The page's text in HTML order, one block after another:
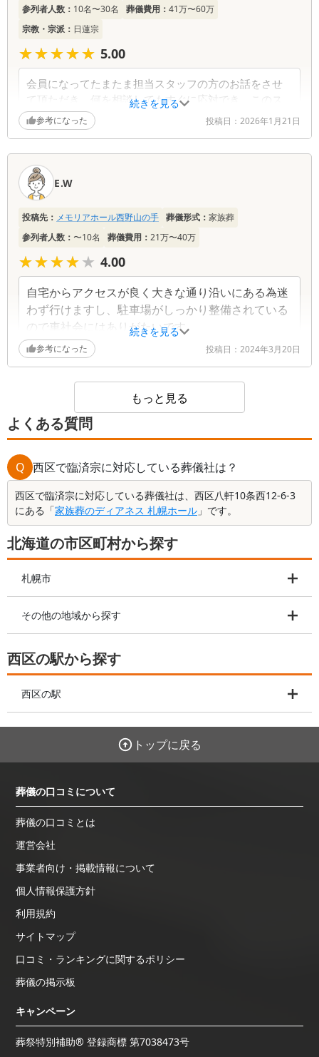
続きを見る
参列者人数： 10名〜30名 葬儀費用： 41万〜60万
宗教・宗派： 日蓮宗
★★★★★
★★★★★ 5.00
会員になってたまたま担当スタッフの方のお話をさせ
て頂ただき、何を相談してもすぐに応対でき、このス
タッフさんなら大丈夫と思いました。
今までも何度か葬儀をしましたがティアさんの私ども
添ってくださった事がとても嬉しかったです。
参考になった 投稿日： 2026年1月21日
続きを見る
E.W
投稿先： メモリアホール西野山の手 葬儀形式： 家族葬
参列者人数： 〜10名 葬儀費用： 21万〜40万
★★★★★
★★★★★ 4.00
自宅からアクセスが良く大きな通り沿いにある為迷
わず行けますし、駐車場がしっかり整備されている
ので車社会にはありがたいです。
参考になった 投稿日： 2024年3月20日
もっと見る
よくある質問
Q 西区で臨済宗に対応している葬儀社は？
西区で臨済宗に対応している葬儀社は、西区八軒10条西12-6-3
にある「家族葬のディアネス 札幌ホール 」です。
北海道の市区町村から探す
札幌市
その他の地域から探す
西区の駅から探す
西区の駅
トップに戻る
葬儀の口コミについて
葬儀の口コミとは
運営会社
事業者向け・掲載情報について
個人情報保護方針
利用規約
サイトマップ
口コミ・ランキングに関するポリシー
葬儀の掲示板
キャンペーン
葬祭特別補助® 登録商標 第7038473号